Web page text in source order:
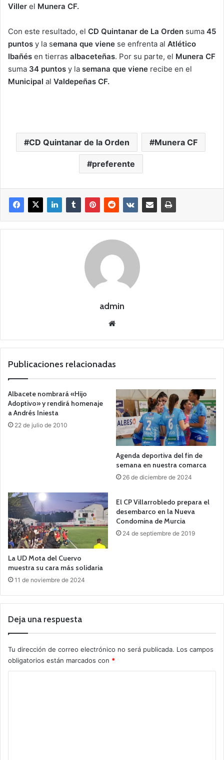
Viller el Munera CF.
Con este resultado, el CD Quintanar de La Orden suma 45
puntos y la semana que viene se enfrenta al Atlético
Ibañés en tierras albaceteñas. Por su parte, el Munera CF
suma 34 puntos y la semana que viene recibe en el
Municipal al Valdepeñas CF.
CD Quintanar de la Orden Munera CF
preferente
admin
we
Publicaciones relacionadas
Albacete nombrará «Hijo
Adoptivo» y rendirá homenaje
a Andrés Iniesta
22 de julio de 2010
Agenda deportiva del fin de
semana en nuestra comarca
26 de diciembre de 2024
La UD Mota del Cuervo
muestra su cara más solidaria
11 de noviembre de 2024
El CP Villarrobledo prepara el
desembarco en la Nueva
Condomina de Murcia
24 de septiembre de 2019
Deja una respuesta
Tu dirección de correo electrónico no será publicada. Los campos
obligatorios están marcados con *